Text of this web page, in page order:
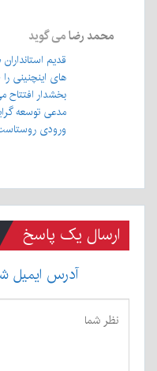
محمد رضامی گوید
قدیم
های اینچنینی
بخشدار افتتاح
مدعی توسعه
ورودی
ارسال یک پاسخ
آدرس ایمیل